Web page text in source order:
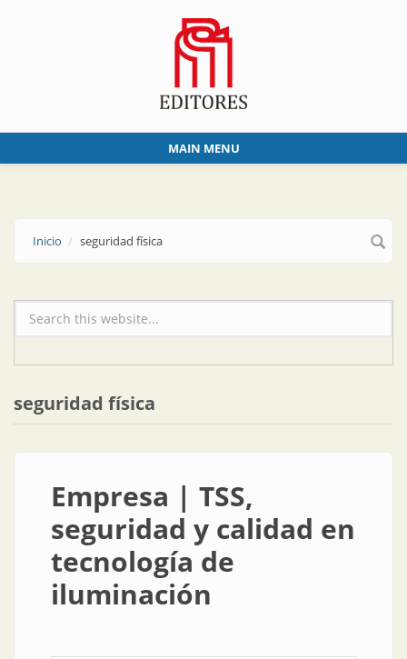
MAIN MENU
Inicio seguridad física
Formulario de búsqueda
seguridad física
Empresa | TSS,
seguridad y calidad en
tecnología de
iluminación